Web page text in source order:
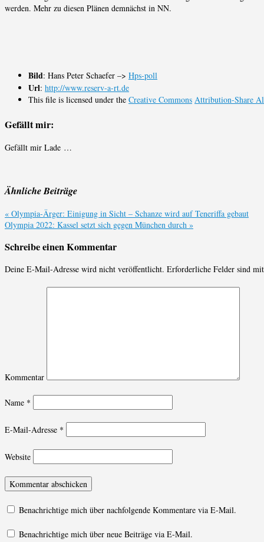
werden. Mehr zu diesen Plänen demnächst in NN.
Bild: Hans Peter Schaefer –> Hps-poll
Url: http://www.reserv-a-rt.de
This file is licensed under the Creative Commons Attribution-Share
Gefällt mir:
Gefällt mir Lade …
Ähnliche Beiträge
« Olympia-Ärger: Einigung in Sicht – Schanze wird auf Teneriffa gebaut
Olympia 2022: Kassel setzt sich gegen München durch »
Schreibe einen Kommentar
Deine E-Mail-Adresse wird nicht veröffentlicht. Erforderliche Felder sind
Kommentar
Name *
E-Mail-Adresse *
Website
Benachrichtige mich über nachfolgende Kommentare via E-Mail.
Benachrichtige mich über neue Beiträge via E-Mail.